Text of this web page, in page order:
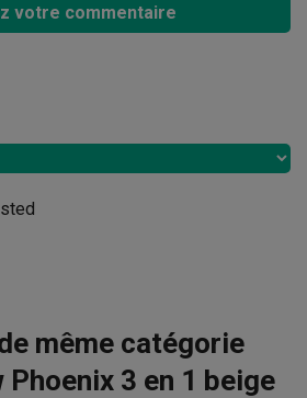
votre commentaire
même catégorie
Phoenix 3 en 1 beige